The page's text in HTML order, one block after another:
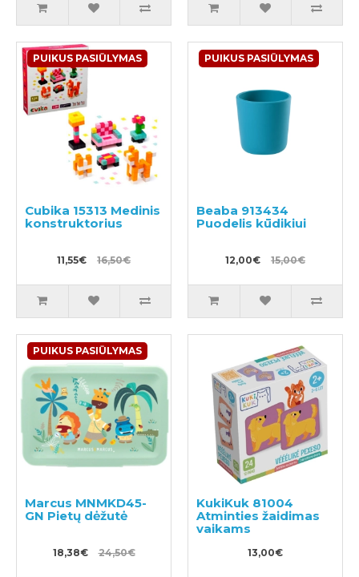
PUIKUS PASIŪLYMAS
Cubika 15313 Medinis
konstruktorius
11,55€ 16,50€
PUIKUS PASIŪLYMAS
Beaba 913434
Puodelis kūdikiui
12,00€ 15,00€
PUIKUS PASIŪLYMAS
Marcus MNMKD45-
GN Pietų dėžutė
18,38€ 24,50€
KukiKuk 81004
Atminties žaidimas
vaikams
13,00€